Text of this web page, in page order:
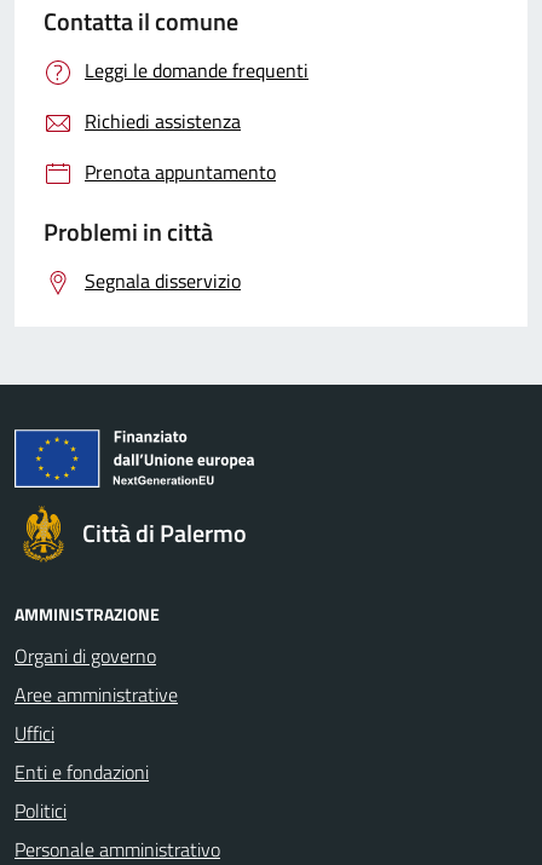
Contatta il comune
Leggi le domande frequenti
Richiedi assistenza
Prenota appuntamento
Problemi in città
Segnala disservizio
Città di Palermo
AMMINISTRAZIONE
Organi di governo
Aree amministrative
Uffici
Enti e fondazioni
Politici
Personale amministrativo